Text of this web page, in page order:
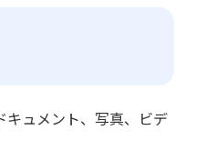
キュメント、写真、ビデ